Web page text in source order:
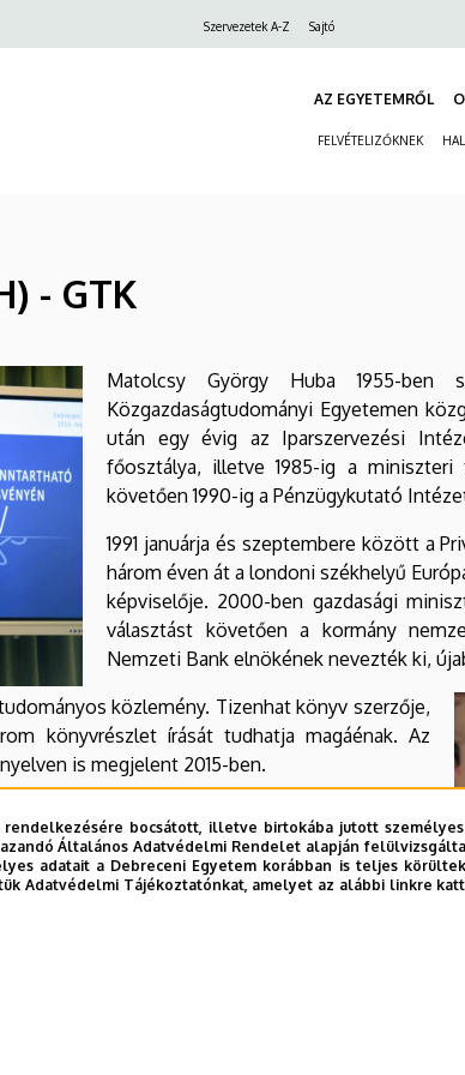
Szervezetek A-Z Sajtó
AZ EGYETEMRŐL
FELVÉTELIZŐKNEK
- GTK
Matolcsy György Huba 1955-ben
Közgazdaságtudományi Egyetemen
után egy évig az Iparszervezési
főosztálya, illetve 1985-ig a
követően 1990-ig a Pénzügykutató
1991 januárja és szeptembere között a
három éven át a londoni székhelyű
képviselője. 2000-ben gazdasági
választást követően a kormány
Nemzeti Bank elnökének nevezték ki,
közlemény. Tizenhat könyv szerzője,
könyvrészlet írását tudhatja magáénak. Az
is megjelent 2015-ben.
Bankkal, valamint Matolcsy György úr
illeszkednek a GTK stratégiai elképzeléseihez,
ezen belül a pénzügy-számvitel, a
kutatási palettájának bővítése, a monetáris
bocsátott, illetve birtokába jutott
Általános Adatvédelmi Rendelet alapján
adatait a Debreceni Egyetem korábban is teljes
Adatvédelmi Tájékoztatónkat, amelyet az alábbi linkre